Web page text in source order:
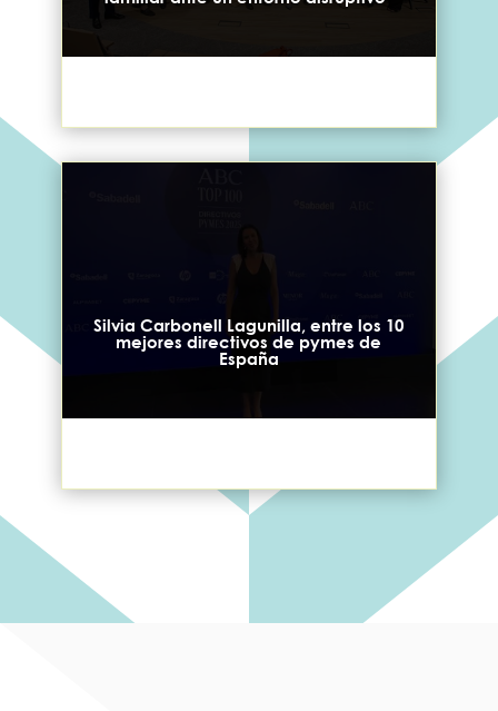
Silvia Carbonell Lagunilla, entre los 10
mejores directivos de pymes de
España